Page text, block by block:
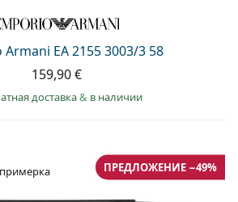
EA 2155 3003/3 58
159,90 €
доставка& в наличии
примерка ПРЕДЛОЖЕНИЕ −49%